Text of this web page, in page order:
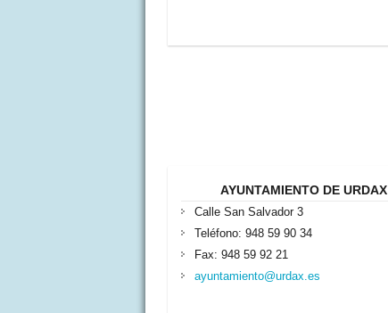
AYUNTAMIENTO DE URDAX
Calle San Salvador 3
Teléfono: 948 59 90 34
Fax: 948 59 92 21
ayuntamiento@urdax.es